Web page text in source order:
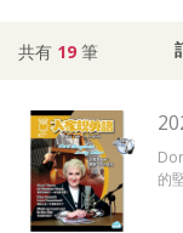
共有 19 筆
的